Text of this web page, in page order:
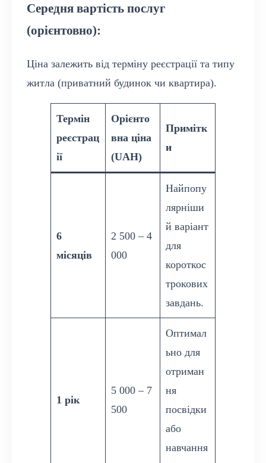
Середня вартість послуг
(орієнтовно):
Ціна залежить від терміну реєстрації та типу
житла (приватний будинок чи квартира).
Термін
реєстрац
ії
Орієнто
вна ціна
(UAH)
Примітк
и
6
місяців
2 500 – 4
000
Найпопу
лярніши
й варіант
для
короткос
трокових
завдань.
1 рік
5 000 – 7
500
Оптимал
ьно для
отриман
ня
посвідки
або
навчання